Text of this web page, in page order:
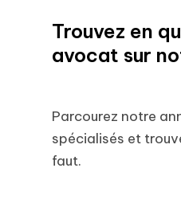
Trouvez en
avocat sur
Parcourez notre
spécialisés et
faut.